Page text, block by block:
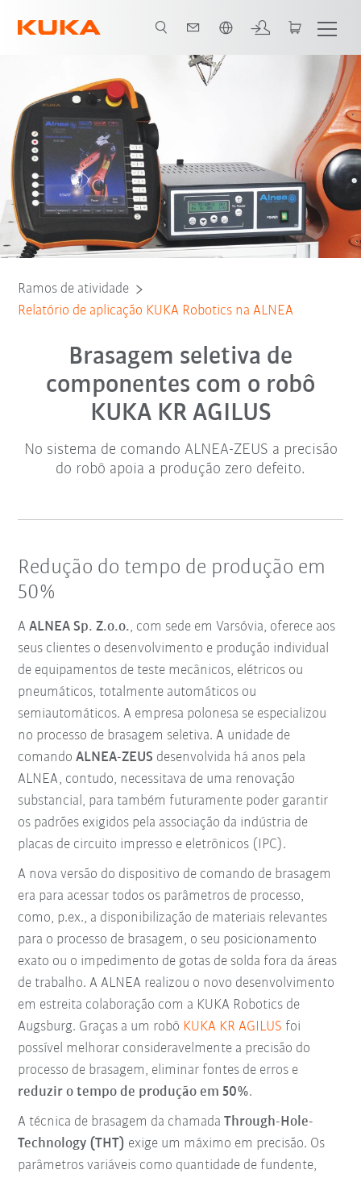
Todos os parceiros do sistema
Ramos de atividade
Relatório de aplicação KUKA Robotics na ALNEA
Brasagem seletiva de
componentes com o robô
KUKA KR AGILUS
No sistema de comando ALNEA-ZEUS a precisão
do robô apoia a produção zero defeito.
Redução do tempo de produção em
50%
AALNEA Sp. Z.o.o., com sede em Varsóvia, oferece aos
seus clientes o desenvolvimento e produção individual
de equipamentos de teste mecânicos, elétricos ou
pneumáticos, totalmente automáticos ou
semiautomáticos. A empresa polonesa se especializou
no processo de brasagem seletiva. A unidade de
comandoALNEA-ZEUS desenvolvida há anos pela
ALNEA, contudo, necessitava de uma renovação
substancial, para também futuramente poder garantir
os padrões exigidos pela associação da indústria de
placas de circuito impresso e eletrônicos (IPC).
A nova versão do dispositivo de comando de brasagem
era para acessar todos os parâmetros de processo,
como, p.ex., a disponibilização de materiais relevantes
para o processo de brasagem, o seu posicionamento
exato ou o impedimento de gotas de solda fora da áreas
de trabalho. A ALNEA realizou o novo desenvolvimento
em estreita colaboração com a KUKA Robotics de
Augsburg. Graças a um robô KUKA KR AGILUS foi
possível melhorar consideravelmente a precisão do
processo de brasagem, eliminar fontes de erros e
reduzir o tempo de produção em 50%.
A técnica de brasagem da chamadaThrough-Hole-
Technology (THT) exige um máximo em precisão. Os
parâmetros variáveis como quantidade de fundente,